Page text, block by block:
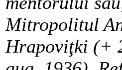
Mitropolitul
Hrapoviţki (+